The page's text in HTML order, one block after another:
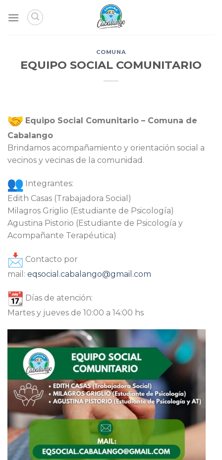
COMUNA
EQUIPO SOCIAL COMUNITARIO
Equipo Social Comunitario – Comuna de
Cabalango
Brindamos acompañamiento y orientación social a
vecinos y vecinas de la comunidad.
Integrantes:
Edith Casas (Trabajadora Social)
Milagros Griglio (Estudiante de Psicología)
Agustina Pistorio (Estudiante de Psicología y
Acompañante Terapéutica)
Contacto por
mail: eqsocial.cabalango@gmail.com
Días de atención:
Martes y jueves de 10:00 a 14:00 hs